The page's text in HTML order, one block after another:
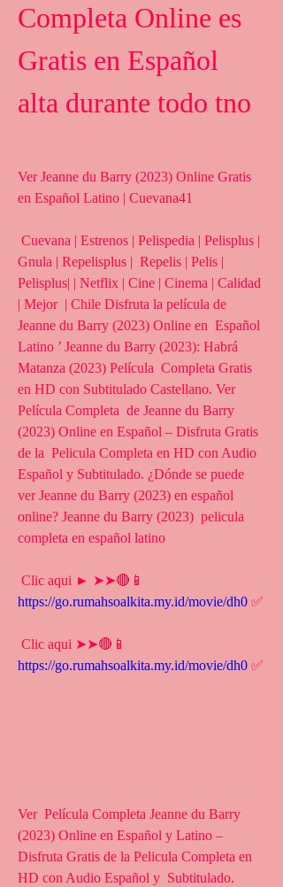
Completa Online es
Gratis en Español
alta durante todo tno
Ver Jeanne du Barry (2023) Online Gratis
en Español Latino | Cuevana41
Gnula | Repelisplus |  Repelis | Pelis |
Pelisplus| | Netflix | Cine | Cinema | Calidad
| Mejor  | Chile Disfruta la película de
Jeanne du Barry (2023) Online en  Español
Latino ’ Jeanne du Barry (2023): Habrá
Matanza (2023) Película  Completa Gratis
en HD con Subtitulado Castellano. Ver
Película Completa  de Jeanne du Barry
(2023) Online en Español – Disfruta Gratis
de la  Pelicula Completa en HD con Audio
Español y Subtitulado. ¿Dónde se puede
ver Jeanne du Barry (2023) en español
online? Jeanne du Barry (2023)  pelicula
completa en español latino
https://go.rumahsoalkita.my.id/movie/dh0 ✅
https://go.rumahsoalkita.my.id/movie/dh0 ✅
Ver  Película Completa Jeanne du Barry
(2023) Online en Español y Latino –
Disfruta Gratis de la Pelicula Completa en
HD con Audio Español y  Subtitulado.